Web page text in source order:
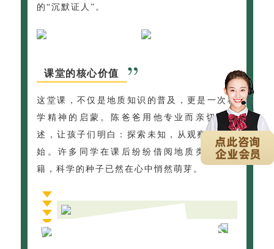
的“沉默证人”。
课堂的核心价值
这堂课，不仅是地质知识的普及，更是一次科
学精神的启蒙。陈爸爸用他专业而亲切的讲
述，让孩子们明白：探索未知，从观察身边开
始。许多同学在课后纷纷借阅地质类科普书
籍，科学的种子已然在心中悄然萌芽。